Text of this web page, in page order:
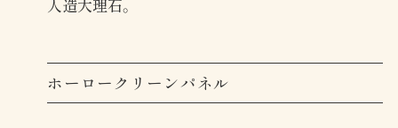
人造大理石。
ホーロークリーンパネル